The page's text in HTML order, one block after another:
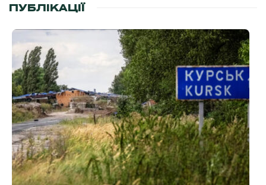
ПУБЛІКАЦІЇ